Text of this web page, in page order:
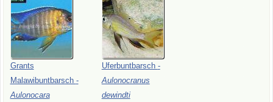
Grants
Malawibuntbarsch -
Aulonocara
Uferbuntbarsch -
Aulonocranus
dewindti